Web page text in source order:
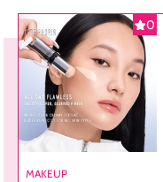
0
MAKEUP